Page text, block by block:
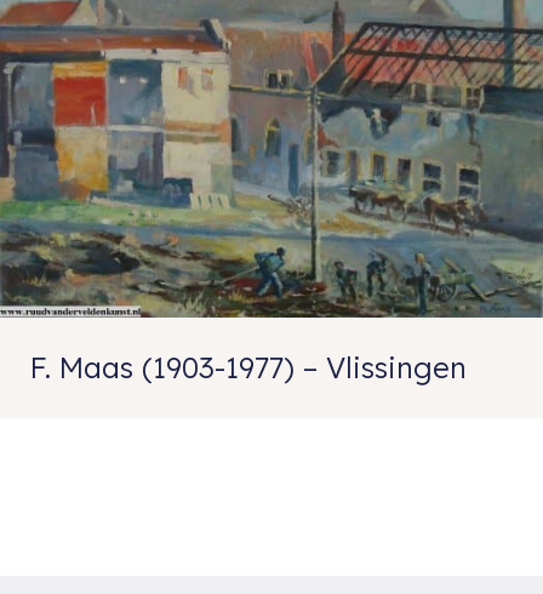
F. Maas (1903-1977) – Vlissingen